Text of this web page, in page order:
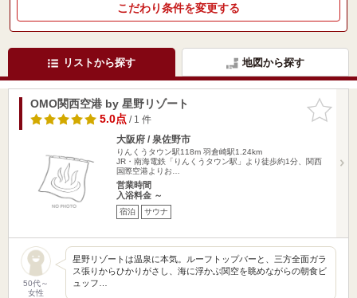
こだわり条件を変更する
リストから探す 地図から探す
お気に入
りに追加
OMO関西空港 by 星野リゾート
5.0点/ 1 件
大阪府 / 泉佐野市
りんくうタウン駅118m 羽倉崎駅1.24km
JR・南海電鉄「りんくうタウン駅」より徒歩約1分、関西
国際空港よりお…
営業時間
入浴料金 ～
宿泊 サウナ
50代～
女性
星野リゾートは温泉に本気。ルーフトップバーと、三方全面ガラ
ス張りからひかりがさし、海に浮かぶ関空を眺めながらの朝食ビ
ュッフ…